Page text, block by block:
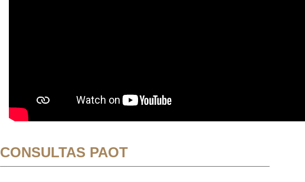
CONSULTAS PAOT